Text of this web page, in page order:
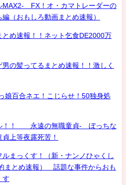
MAX2- FX！オ・カマトレーダーの
（おもしろ動画まとめ速報）
め速報！！ネット乞食DE2000万
の髪ってるまとめ速報！！激しく
娘百合ネエ！こじらせ！50独身処
！！ 永遠の無職童貞- ぼっちな
上等夜露死苦！
まっくす！（新・ナンノひゃくし
まとめ速報） 話題な事件からおも
す